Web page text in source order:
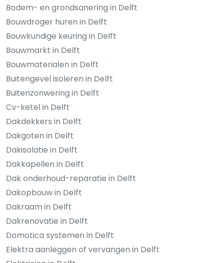
Bodem- en grondsanering in Delft
Bouwdroger huren in Delft
Bouwkundige keuring in Delft
Bouwmarkt in Delft
Bouwmaterialen in Delft
Buitengevel isoleren in Delft
Buitenzonwering in Delft
Cv-ketel in Delft
Dakdekkers in Delft
Dakgoten in Delft
Dakisolatie in Delft
Dakkapellen in Delft
Dak onderhoud-reparatie in Delft
Dakopbouw in Delft
Dakraam in Delft
Dakrenovatie in Delft
Domotica systemen in Delft
Elektra aanleggen of vervangen in Delft